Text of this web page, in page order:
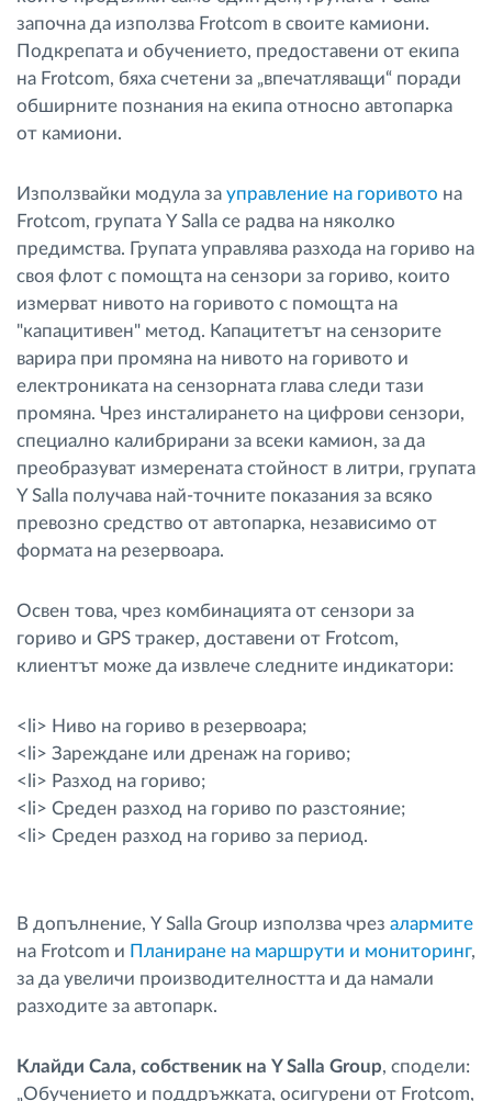
започна да използва Frotcom в своите камиони.
Подкрепата и обучението, предоставени от екипа
на Frotcom, бяха счетени за „впечатляващи“ поради
обширните познания на екипа относно автопарка
от камиони.
Използвайки модула за управление на горивото на
Frotcom, групата Y Salla се радва на няколко
предимства. Групата управлява разхода на гориво на
своя флот с помощта на сензори за гориво, които
измерват нивото на горивото с помощта на
"капацитивен" метод. Капацитетът на сензорите
варира при промяна на нивото на горивото и
електрониката на сензорната глава следи тази
промяна. Чрез инсталирането на цифрови сензори,
специално калибрирани за всеки камион, за да
преобразуват измерената стойност в литри, групата
Y Salla получава най-точните показания за всяко
превозно средство от автопарка, независимо от
формата на резервоара.
Освен това, чрез комбинацията от сензори за
гориво и GPS тракер, доставени от Frotcom,
клиентът може да извлече следните индикатори:
<li> Ниво на гориво в резервоара;
<li> Зареждане или дренаж на гориво;
<li> Разход на гориво;
<li> Среден разход на гориво по разстояние;
<li> Среден разход на гориво за период.
В допълнение, Y Salla Group използва чрез алармите
на Frotcom и Планиране на маршрути и мониторинг,
за да увеличи производителността и да намали
разходите за автопарк.
Клайди Сала, собственик на Y Salla Group, сподели:
„Обучението и поддръжката, осигурени от Frotcom,